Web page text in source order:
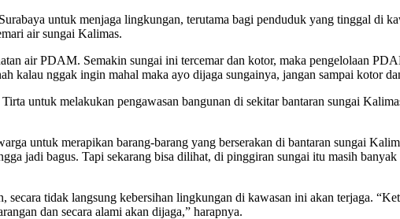
untuk menjaga lingkungan, terutama bagi penduduk yang tinggal di
air sungai Kalimas.
air PDAM. Semakin sungai ini tercemar dan kotor, maka pengelolaan
kalau nggak ingin mahal maka ayo dijaga sungainya, jangan sampai kotor
untuk melakukan pengawasan bangunan di sekitar bantaran sungai
untuk merapikan barang-barang yang berserakan di bantaran sungai
jadi bagus. Tapi sekarang bisa dilihat, di pinggiran sungai itu masih
tidak langsung kebersihan lingkungan di kawasan ini akan terjaga.
dan secara alami akan dijaga,” harapnya.